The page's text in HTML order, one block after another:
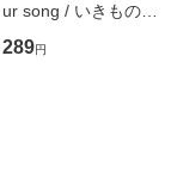
ur song / いきものが
かり / [CD]【メール便
送料無料】
289円